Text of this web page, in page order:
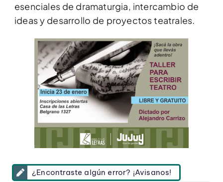
esenciales de dramaturgia, intercambio de
ideas y desarrollo de proyectos teatrales.
¿Encontraste algún error? ¡Avisanos!